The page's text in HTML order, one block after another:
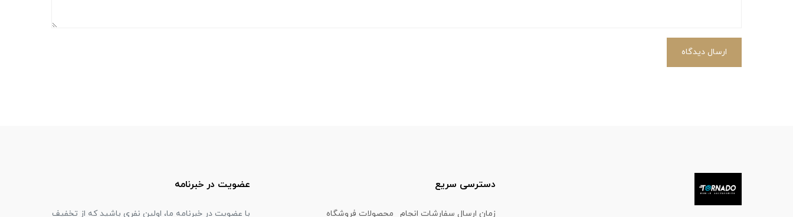
ارسال دیدگاه
دسترسی سریع
زمان ارسال سفارشات انجام محصولات فروشگاه
عضویت در خبرنامه
با عضویت در خبرنامه ما، اولین نفری باشید که از تخفیف